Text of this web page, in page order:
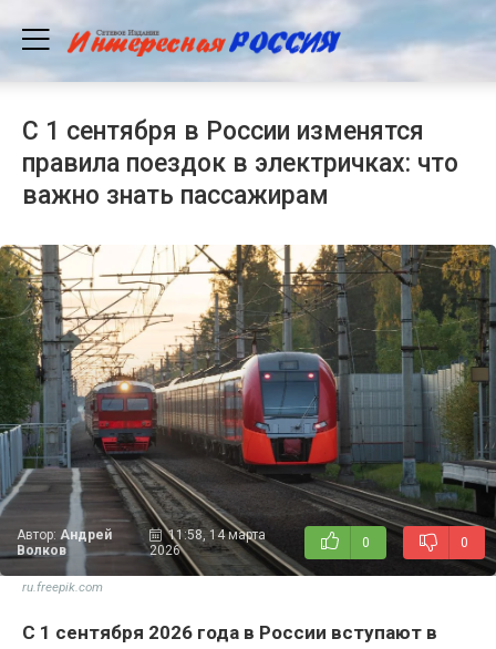
С 1 сентября в России изменятся
правила поездок в электричках: что
важно знать пассажирам
Автор: Андрей
Волков
11:58, 14 марта
2026
0 0
ru.freepik.com
С 1 сентября 2026 года в России вступают в